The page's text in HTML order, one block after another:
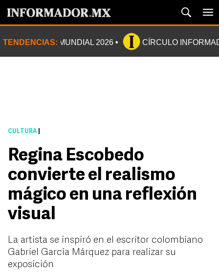
TENDENCIAS: MUNDIAL 2026 CÍRCULO
CULTURA
Regina Escobedo
convierte el realismo
mágico en una reflexión
visual
La artista se inspiró en el escritor colombiano
Gabriel García Márquez para realizar su
exposición